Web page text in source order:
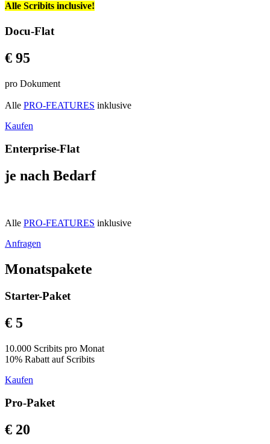
Alle Scribits inclusive!
Docu-Flat
€ 95
pro Dokument
Alle PRO-FEATURES inklusive
Kaufen
Enterprise-Flat
je nach Bedarf
Alle PRO-FEATURES inklusive
Anfragen
Monatspakete
Starter-Paket
€ 5
10.000 Scribits pro Monat
10% Rabatt auf Scribits
Kaufen
Pro-Paket
€ 20